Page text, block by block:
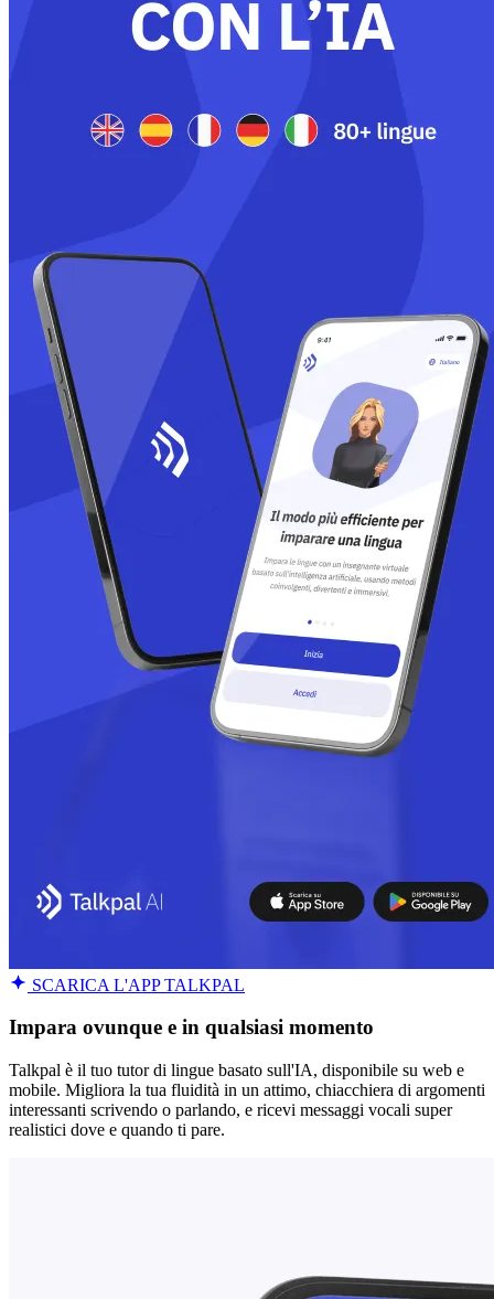
SCARICA L'APP TALKPAL
Impara ovunque e in qualsiasi momento
Talkpal è il tuo tutor di lingue basato sull'IA, disponibile su web e
mobile. Migliora la tua fluidità in un attimo, chiacchiera di argomenti
interessanti scrivendo o parlando, e ricevi messaggi vocali super
realistici dove e quando ti pare.